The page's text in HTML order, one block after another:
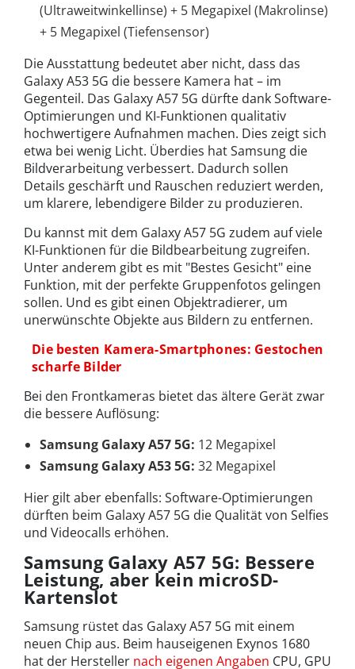
(Ultraweitwinkellinse) + 5 Megapixel (Makrolinse)
+ 5 Megapixel (Tiefensensor)
Die Ausstattung bedeutet aber nicht, dass das
Galaxy A53 5G die bessere Kamera hat – im
Gegenteil. Das Galaxy A57 5G dürfte dank Software-
Optimierungen und KI-Funktionen qualitativ
hochwertigere Aufnahmen machen. Dies zeigt sich
etwa bei wenig Licht. Überdies hat Samsung die
Bildverarbeitung verbessert. Dadurch sollen
Details geschärft und Rauschen reduziert werden,
um klarere, lebendigere Bilder zu produzieren.
Du kannst mit dem Galaxy A57 5G zudem auf viele
KI-Funktionen für die Bildbearbeitung zugreifen.
Unter anderem gibt es mit "Bestes Gesicht" eine
Funktion, mit der perfekte Gruppenfotos gelingen
sollen. Und es gibt einen Objektradierer, um
unerwünschte Objekte aus Bildern zu entfernen.
Die besten Kamera-Smartphones: Gestochen
scharfe Bilder
Bei den Frontkameras bietet das ältere Gerät zwar
die bessere Auflösung:
Samsung Galaxy A57 5G: 12 Megapixel
Samsung Galaxy A53 5G: 32 Megapixel
Hier gilt aber ebenfalls: Software-Optimierungen
dürften beim Galaxy A57 5G die Qualität von Selfies
und Videocalls erhöhen.
Samsung Galaxy A57 5G: Bessere
Leistung, aber kein microSD-
Kartenslot
Samsung rüstet das Galaxy A57 5G mit einem
neuen Chip aus. Beim hauseigenen Exynos 1680
hat der Hersteller nach eigenen Angaben CPU, GPU